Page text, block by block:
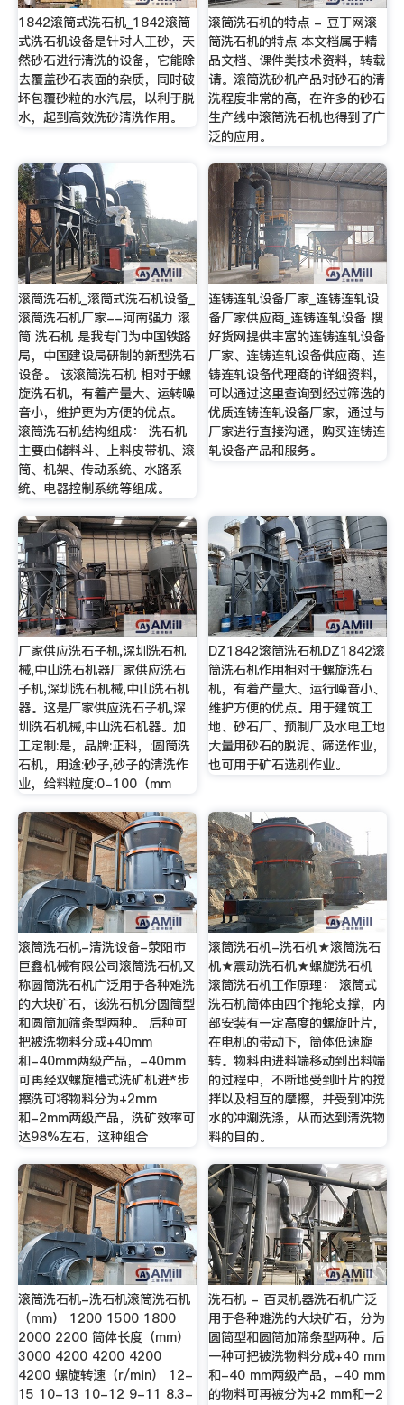
1842滚筒式洗石机_1842滚筒
式洗石机设备是针对人工砂，天
然砂石进行清洗的设备，它能除
去覆盖砂石表面的杂质，同时破
坏包覆砂粒的水汽层，以利于脱
水，起到高效洗砂清洗作用。
滚筒洗石机的特点 - 豆丁网滚
筒洗石机的特点 本文档属于精
品文档、课件类技术资料，转载
请。滚筒洗砂机产品对砂石的清
洗程度非常的高，在许多的砂石
生产线中滚筒洗石机也得到了广
泛的应用。
滚筒洗石机_滚筒式洗石机设备_
滚筒洗石机厂家--河南强力 滚
筒 洗石机 是我专门为中国铁路
局，中国建设局研制的新型洗石
设备。 该滚筒洗石机 相对于螺
旋洗石机，有着产量大、运转噪
音小，维护更为方便的优点。
滚筒洗石机结构组成： 洗石机
主要由储料斗、上料皮带机、滚
筒、机架、传动系统、水路系
统、电器控制系统等组成。
连铸连轧设备厂家_连铸连轧设
备厂家供应商_连铸连轧设备 搜
好货网提供丰富的连铸连轧设备
厂家、连铸连轧设备供应商、连
铸连轧设备代理商的详细资料，
可以通过这里查询到经过筛选的
优质连铸连轧设备厂家，通过与
厂家进行直接沟通，购买连铸连
轧设备产品和服务。
厂家供应洗石子机,深圳洗石机
械,中山洗石机器厂家供应洗石
子机,深圳洗石机械,中山洗石机
器。这是厂家供应洗石子机,深
圳洗石机械,中山洗石机器。加
工定制:是，品牌:正科，:圆筒洗
石机，用途:砂子,砂子的清洗作
业，给料粒度:0-100（mm
DZ1842滚筒洗石机DZ1842滚
筒洗石机作用相对于螺旋洗石
机，有着产量大、运行噪音小、
维护方便的优点。用于建筑工
地、砂石厂、预制厂及水电工地
大量用砂石的脱泥、筛选作业，
也可用于矿石选别作业。
滚筒洗石机-清洗设备-荥阳市
巨鑫机械有限公司滚筒洗石机又
称圆筒洗石机广泛用于各种难洗
的大块矿石，该洗石机分圆筒型
和圆筒加筛条型两种。 后种可
把被洗物料分成+40mm
和-40mm两级产品，-40mm
可再经双螺旋槽式洗矿机进*步
擦洗可将物料分为+2mm
和-2mm两级产品，洗矿效率可
达98%左右，这种组合
滚筒洗石机-洗石机★滚筒洗石
机★震动洗石机★螺旋洗石机
滚筒洗石机工作原理： 滚筒式
洗石机筒体由四个拖轮支撑，内
部安装有一定高度的螺旋叶片，
在电机的带动下，筒体低速旋
转。物料由进料端移动到出料端
的过程中，不断地受到叶片的搅
拌以及相互的摩擦，并受到冲洗
水的冲涮洗涤，从而达到清洗物
料的目的。
滚筒洗石机-洗石机滚筒洗石机
（mm） 1200 1500 1800
2000 2200 筒体长度（mm）
3000 4200 4200 4200
4200 螺旋转速（r/min） 12-
15 10-13 10-12 9-11 8.3-
洗石机 - 百灵机器洗石机广泛
用于各种难洗的大块矿石，分为
圆筒型和圆筒加筛条型两种。后
一种可把被洗物料分成+40 mm
和-40 mm两级产品，-40 mm
的物料可再被分为+2 mm和−2